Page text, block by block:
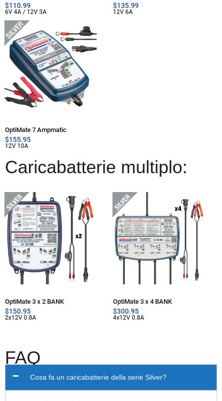
$110.99
6V 4A / 12V 3A
$135.99
12V 6A
OptiMate 7 Ampmatic
$155.95
12V 10A
Caricabatterie multiplo:
OptiMate 3 x 2 BANK
$150.95
2x12V 0.8A
OptiMate 3 x 4 BANK
$300.95
4x12V 0.8A
FAQ
Cosa fa un caricabatterie della serie Silver?